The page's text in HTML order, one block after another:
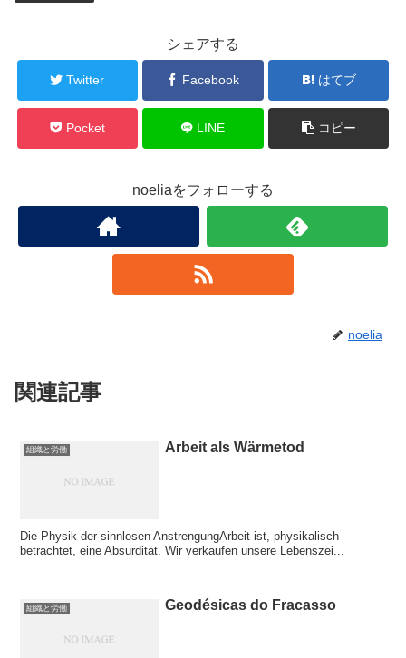
シェアする
Twitter Facebook はてブ
Pocket LINE コピー
noeliaをフォローする
noelia
関連記事
組織と労働 Arbeit als Wärmetod
Die Physik der sinnlosen AnstrengungArbeit ist, physikalisch
betrachtet, eine Absurdität. Wir verkaufen unsere Lebenszei...
組織と労働 Geodésicas do Fracasso